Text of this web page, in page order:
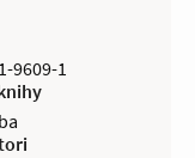
9609-1